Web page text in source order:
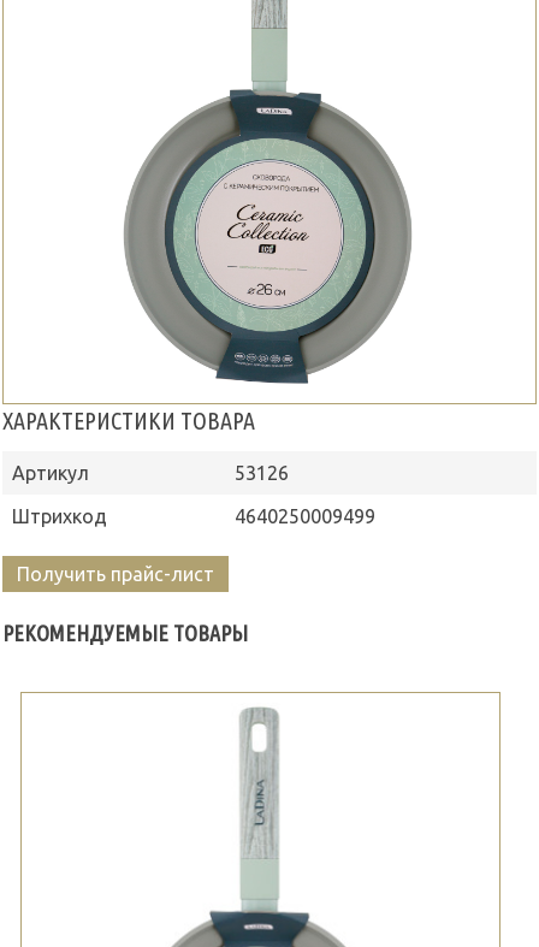
ХАРАКТЕРИСТИКИ ТОВАРА
Артикул
53126
Штрихкод
4640250009499
Получить прайс-лист
РЕКОМЕНДУЕМЫЕ ТОВАРЫ